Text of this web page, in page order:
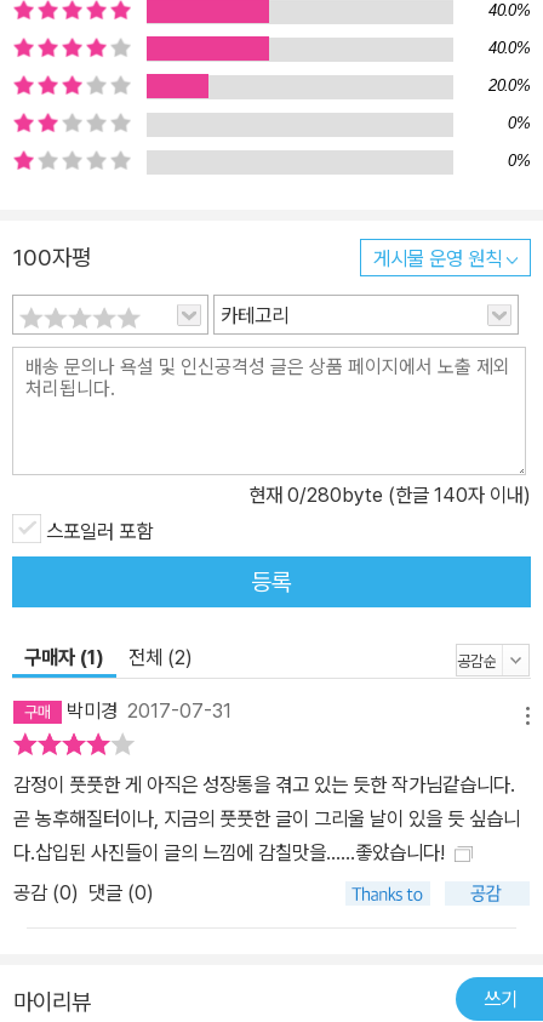
40.0%
40.0%
20.0%
0%
0%
100자평 게시물 운영 원칙
카테고리
현재 0/280byte (한글 140자 이내)
스포일러 포함
등록
구매자 (1) 전체 (2)
박미경 2017-07-31
감정이 풋풋한 게 아직은 성장통을 겪고 있는 듯한 작가님같습니다.
곧 농후해질터이나, 지금의 풋풋한 글이 그리울 날이 있을 듯 싶습니
다.삽입된 사진들이 글의 느낌에 감칠맛을......좋았습니다!
공감 (0) 댓글 (0)
마이리뷰 쓰기